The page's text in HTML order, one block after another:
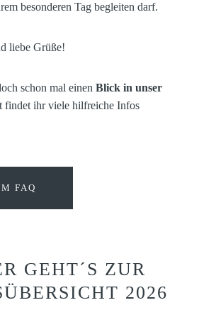
besonderen Tag begleiten darf.
liebe Grüße!
schon mal einen Blick in unser
findet ihr viele hilfreiche Infos
FAQ
GEHT´S ZUR
2026